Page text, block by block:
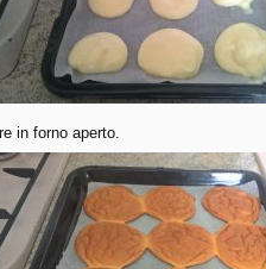
in forno aperto.